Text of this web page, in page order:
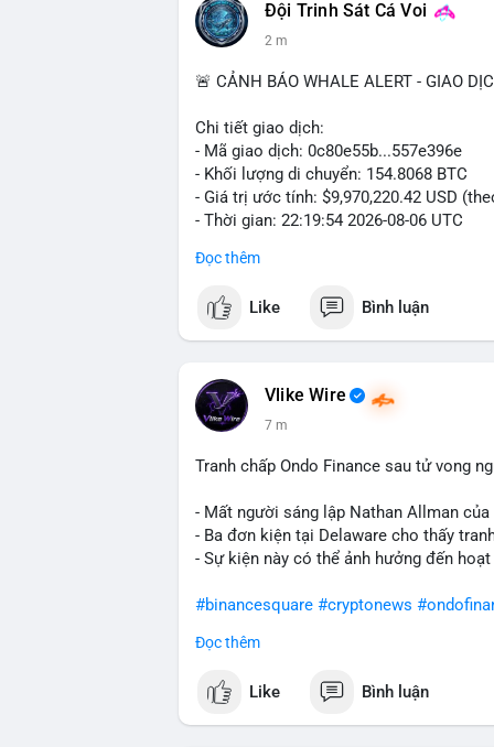
Đội Trinh Sát Cá Voi
2 m
🚨 CẢNH BÁO WHALE ALERT - GIAO
Chi tiết giao dịch:
- Mã giao dịch: 0c80e55b...557e396e
- Khối lượng di chuyển: 154.8068 BTC
- Giá trị ước tính: $9,970,220.42 USD
- Thời gian: 22:19:54 2026-08-06 UTC
Một khối lượng 154.8 BTC trị giá gần 10
nhân hoặc tổ chức kiểm soát, không
nhóm cá voi tích lũy: gom coin từ nhiều
tăng; ngược lại, nếu chảy về ví lạnh, tín
hiện khá nhạy cảm với biến động lớn,
giờ tới.
Nhà đầu tư nhỏ lẻ nên thận trọng, tránh
#154dot8btc #vilanh #tichluydaihan
Đọc thêm
Like Bình luận
Vlike Wire
7 m
Tranh chấp Ondo Finance sau tử vong
- Mất người sáng lập Nathan Allman của
- Ba đơn kiện tại Delaware cho thấy
- Sự kiện này có thể ảnh hưởng đến
#binancesquare #cryptonews
$btc $eth
#vlikevn #titanbot
Đọc thêm
Like Bình luận